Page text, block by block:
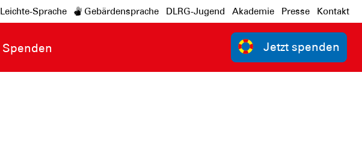
Leichte-Sprache Gebärdensprache DLRG-Jugend Akademie Presse Kontakt
Spenden Jetzt spenden